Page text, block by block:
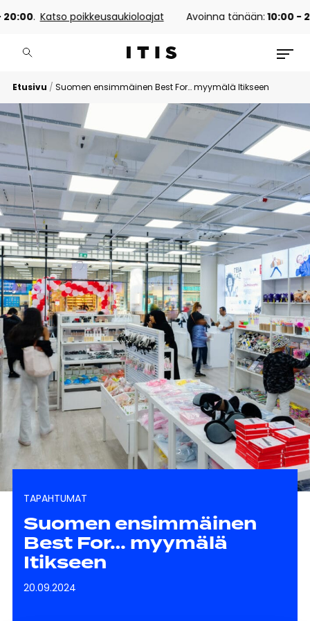
. Katso poikkeusaukioloajat Avoinna tänään:10:00 -
Etusivu / Suomen ensimmäinen Best For… myymälä Itikseen
Suomen ensimmäinen
Best For… myymälä
Itikseen
TAPAHTUMAT
20.09.2024